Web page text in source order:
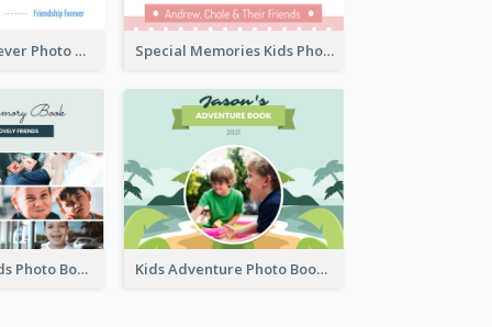
Friendship Forever Photo Book Special Memories Kids Photo Book
Kids And Friends Photo Book Kids Adventure Photo Book